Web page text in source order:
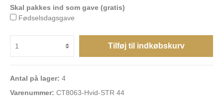
Skal pakkes ind som gave (gratis)
Fødselsdagsgave
Tilføj til indkøbskurv
Antal på lager: 4
Varenummer: CT8063-Hvid-STR 44